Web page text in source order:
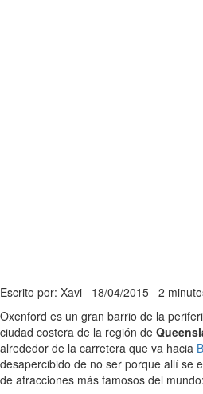
Escrito por: Xavi 18/04/2015 2
Oxenford es un gran barrio de la
ciudad costera de la región de
alrededor de la carretera que va hacia
desapercibido de no ser porque allí se
de atracciones más famosos del mundo: